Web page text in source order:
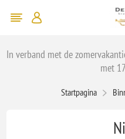
In verband met de
met
Startpagina